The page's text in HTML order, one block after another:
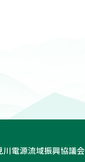
川電源流域振興協議会